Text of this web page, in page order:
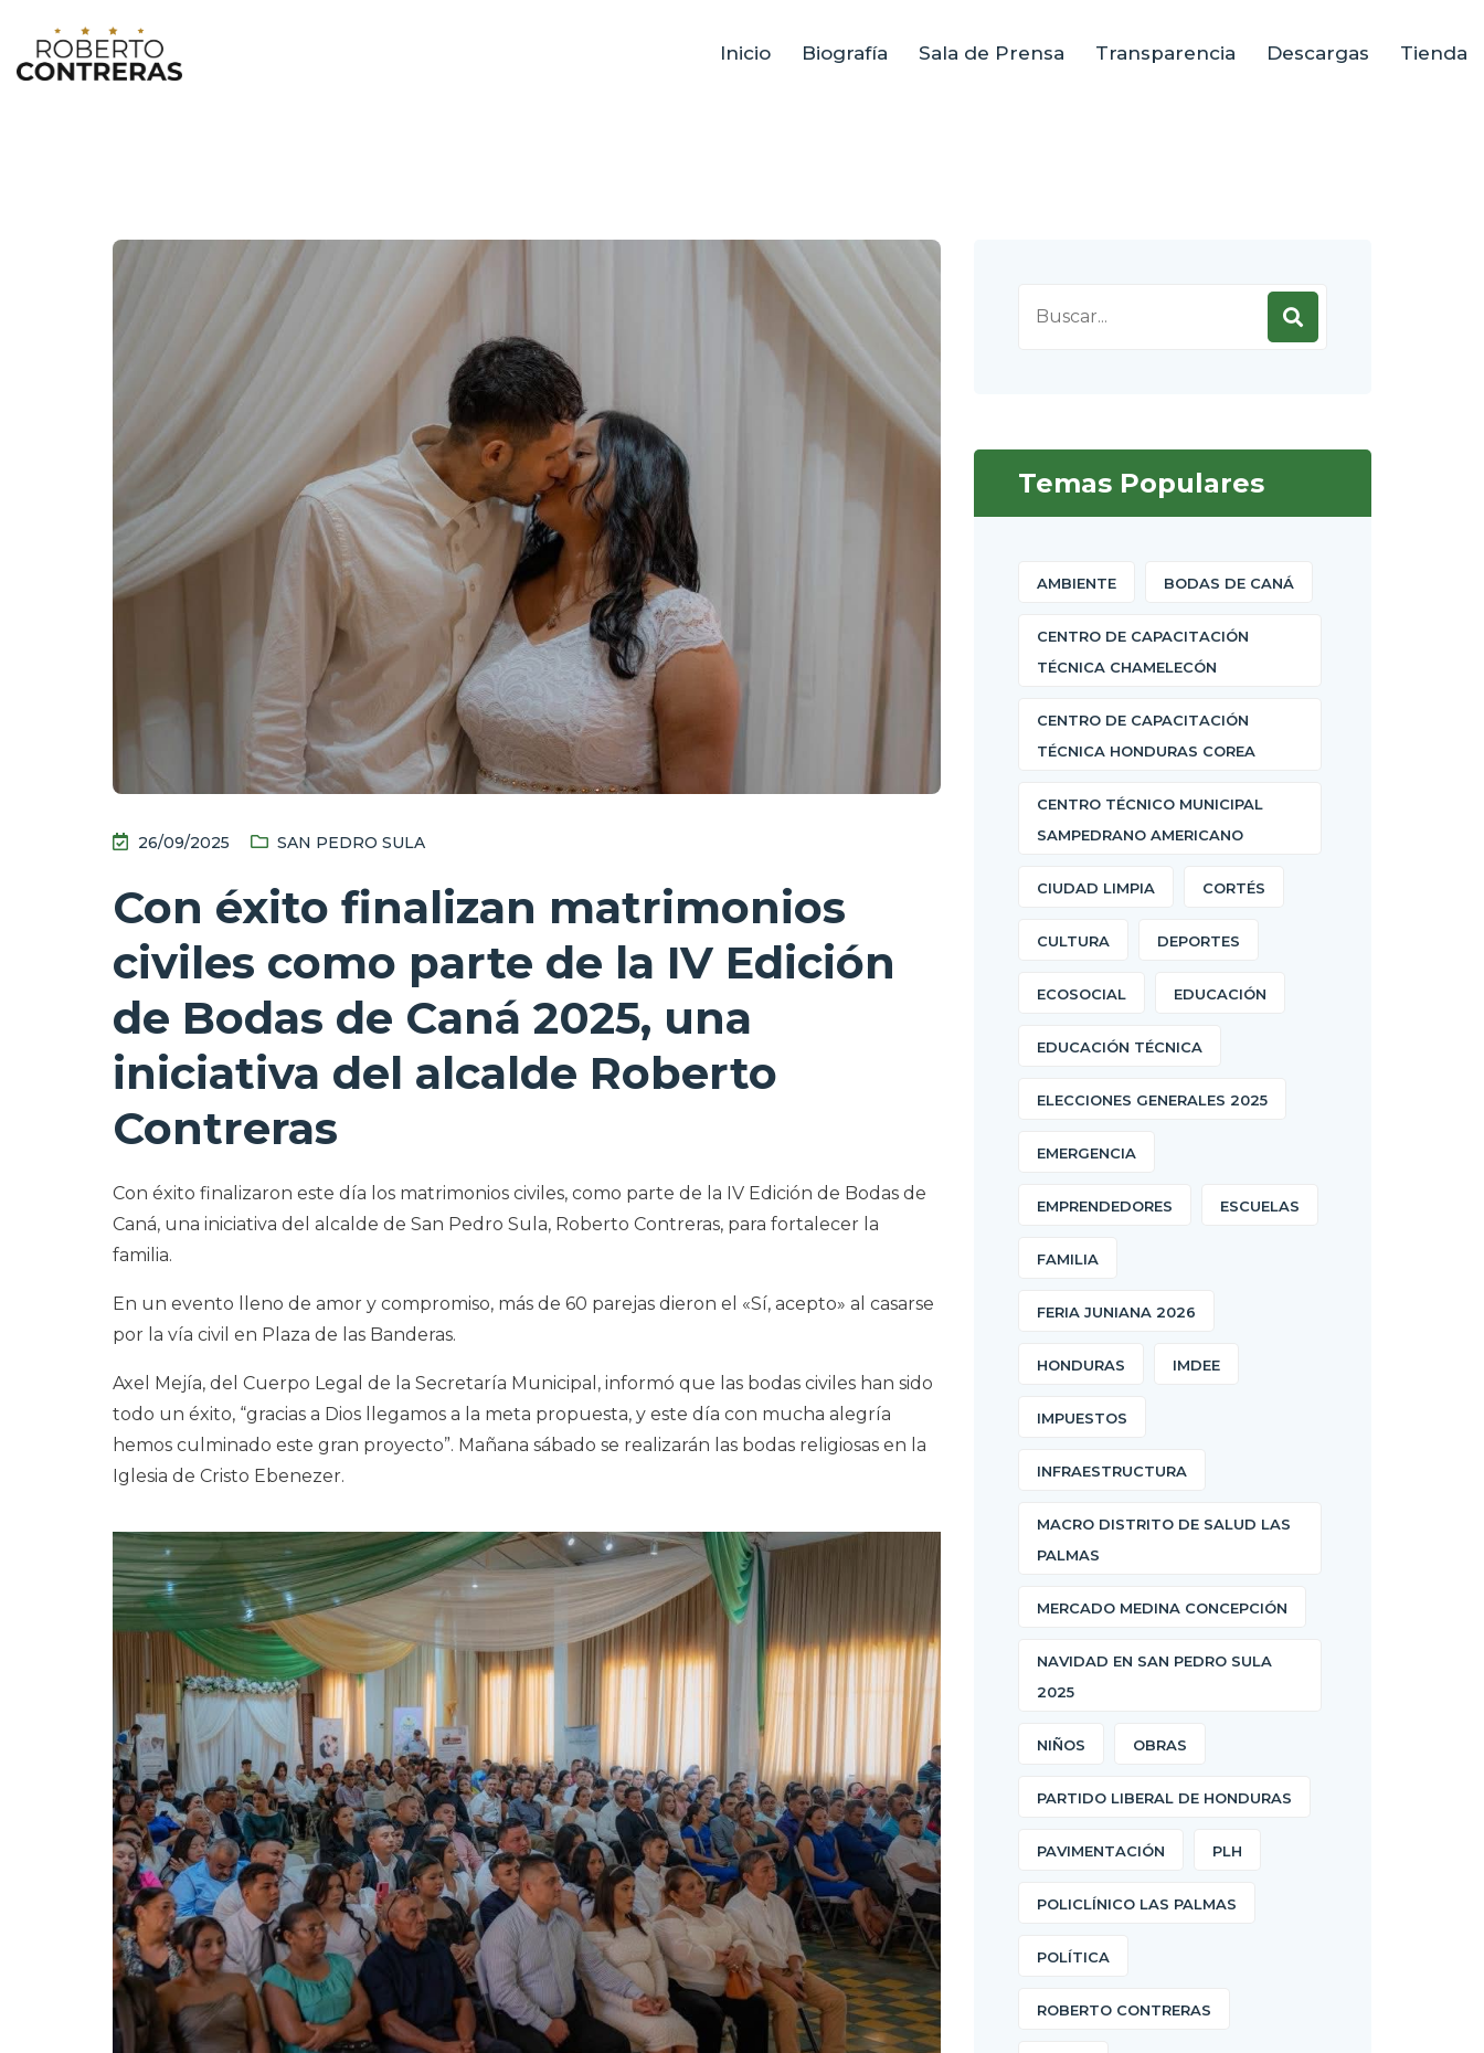
Inicio Biografía Sala de Prensa Transparencia Descargas Tienda
26/09/2025 SAN PEDRO SULA
Con éxito finalizan matrimonios
civiles como parte de la IV Edición
de Bodas de Caná 2025, una
iniciativa del alcalde Roberto
Contreras
Con éxito finalizaron este día los matrimonios civiles, como parte de la IV Edición de Bodas de
Caná, una iniciativa del alcalde de San Pedro Sula, Roberto Contreras, para fortalecer la
familia.
En un evento lleno de amor y compromiso, más de 60 parejas dieron el «Sí, acepto» al casarse
por la vía civil en Plaza de las Banderas.
Axel Mejía, del Cuerpo Legal de la Secretaría Municipal, informó que las bodas civiles han sido
todo un éxito, “gracias a Dios llegamos a la meta propuesta, y este día con mucha alegría
hemos culminado este gran proyecto”. Mañana sábado se realizarán las bodas religiosas en la
Iglesia de Cristo Ebenezer.
for:
Temas Populares
AMBIENTE BODAS DE CANÁ
CENTRO DE CAPACITACIÓN
TÉCNICA CHAMELECÓN
CENTRO DE CAPACITACIÓN
TÉCNICA HONDURAS COREA
CENTRO TÉCNICO MUNICIPAL
SAMPEDRANO AMERICANO
CIUDAD LIMPIA CORTÉS
CULTURA DEPORTES
ECOSOCIAL EDUCACIÓN
EDUCACIÓN TÉCNICA
ELECCIONES GENERALES 2025
EMERGENCIA
EMPRENDEDORES ESCUELAS
FAMILIA
FERIA JUNIANA 2026
HONDURAS IMDEE
IMPUESTOS
INFRAESTRUCTURA
MACRO DISTRITO DE SALUD LAS
PALMAS
MERCADO MEDINA CONCEPCIÓN
NAVIDAD EN SAN PEDRO SULA
2025
NIÑOS OBRAS
PARTIDO LIBERAL DE HONDURAS
PAVIMENTACIÓN PLH
POLICLÍNICO LAS PALMAS
POLÍTICA
ROBERTO CONTRERAS